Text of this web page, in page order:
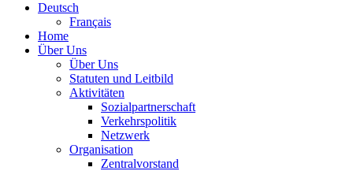
Deutsch
Français
Home
Über Uns
Über Uns
Statuten und Leitbild
Aktivitäten
Sozialpartnerschaft
Verkehrspolitik
Netzwerk
Organisation
Zentralvorstand